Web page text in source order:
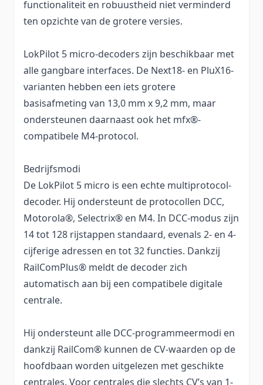
functionaliteit en robuustheid niet verminderd
ten opzichte van de grotere versies.
LokPilot 5 micro-decoders zijn beschikbaar met
alle gangbare interfaces. De Next18- en PluX16-
varianten hebben een iets grotere
basisafmeting van 13,0 mm x 9,2 mm, maar
ondersteunen daarnaast ook het mfx®-
compatibele M4-protocol.
Bedrijfsmodi
De LokPilot 5 micro is een echte multiprotocol-
decoder. Hij ondersteunt de protocollen DCC,
Motorola®, Selectrix® en M4. In DCC-modus zijn
14 tot 128 rijstappen standaard, evenals 2- en 4-
cijferige adressen en tot 32 functies. Dankzij
RailComPlus® meldt de decoder zich
automatisch aan bij een compatibele digitale
centrale.
Hij ondersteunt alle DCC-programmeermodi en
dankzij RailCom® kunnen de CV-waarden op de
hoofdbaan worden uitgelezen met geschikte
centrales. Voor centrales die slechts CV’s van 1-